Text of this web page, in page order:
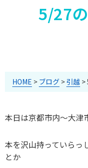
5/27
HOME > ブログ > 引越 >
本日は京都市内～大津
本を沢山持っていらっ
とか